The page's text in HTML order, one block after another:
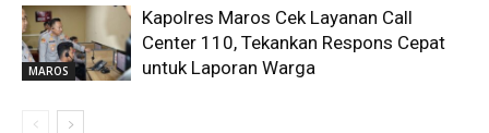
MAROS
Kapolres Maros Cek Layanan Call
Center 110, Tekankan Respons Cepat
untuk Laporan Warga